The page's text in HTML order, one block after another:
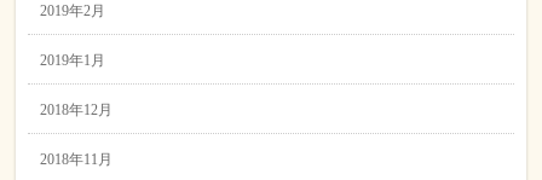
2019年2月
2019年1月
2018年12月
2018年11月